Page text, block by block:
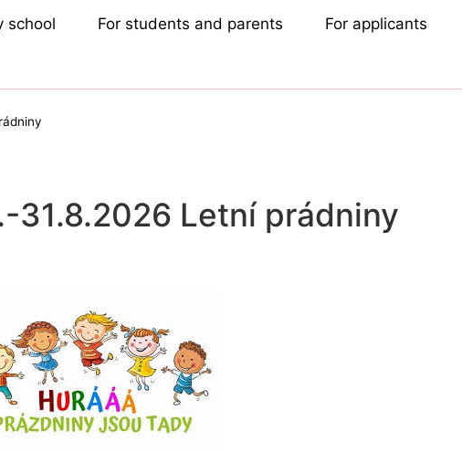
school For students and parents For applicants
31.8.2026 Letní prádniny